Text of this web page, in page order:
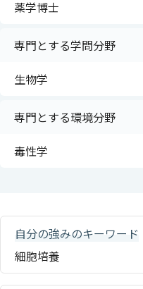
薬学博士
専門とする学問分野
生物学
専門とする環境分野
毒性学
自分の強みのキーワード
細胞培養